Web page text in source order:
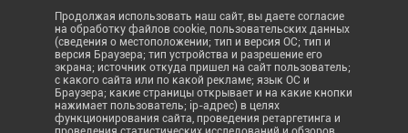
Продолжая использовать наш сайт, вы даете согласие
на обработку файлов cookie, пользовательских данных
(сведения о местоположении; тип и версия ОС; тип и
версия Браузера; тип устройства и разрешение его
экрана; источник откуда пришел на сайт пользователь;
с какого сайта или по какой рекламе; язык ОС и
Браузера; какие страницы открывает и на какие кнопки
нажимает пользователь; ip-адрес) в целях
функционирования сайта, проведения ретаргетинга и